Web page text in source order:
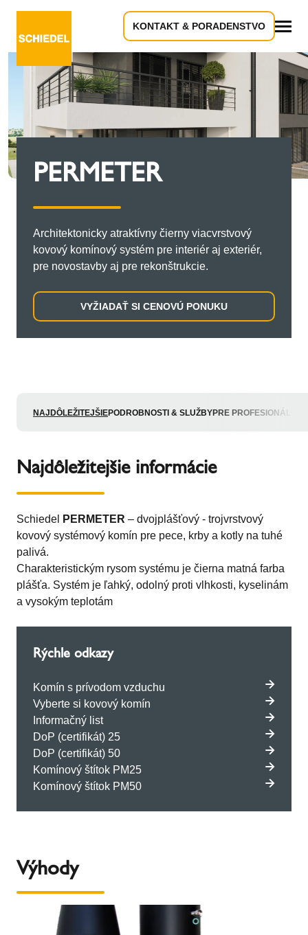
KONTAKT & PORADENSTVO
PERMETER
Architektonicky atraktívny čierny viacvrstvový
kovový komínový systém pre interiér aj exteriér,
pre novostavby aj pre rekonštrukcie.
VYŽIADAŤ SI CENOVÚ PONUKU
NAJDÔLEŽITEJŠIEPODROBNOSTI & SLUŽBYPRE PROFESIONÁLOV
Najdôležitejšie informácie
Schiedel PERMETER – dvojplášťový - trojvrstvový
kovový systémový komín pre pece, krby a kotly na tuhé
palivá.
Charakteristickým rysom systému je čierna matná farba
plášťa. Systém je ľahký, odolný proti vlhkosti, kyselinám
a vysokým teplotám
Rýchle odkazy
Komín s prívodom vzduchu
Vyberte si kovový komín
Informačný list
DoP (certifikát) 25
DoP (certifikát) 50
Komínový štítok PM25
Komínový štítok PM50
Výhody